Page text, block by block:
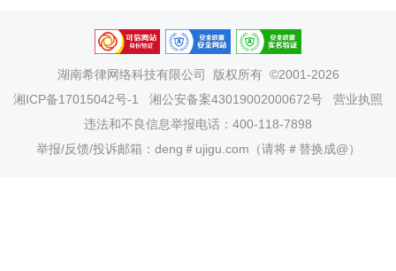
湖南希律网络科技有限公司
版权所有 ©2001-2026
湘ICP备17015042号-1
湘公安备案43019002000672号
营业执照
违法和不良信息举报电话：400-118-7898
举报/反馈/投诉邮箱：deng＃ujigu.com（请将＃替换成@）